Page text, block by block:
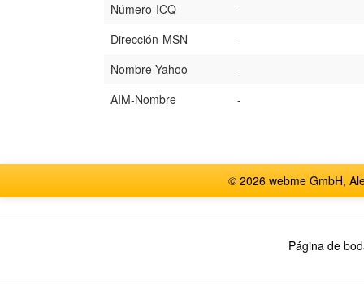
Número-ICQ
-
Dirección-MSN
-
Nombre-Yahoo
-
AIM-Nombre
-
© 2026 webme GmbH,
Página de